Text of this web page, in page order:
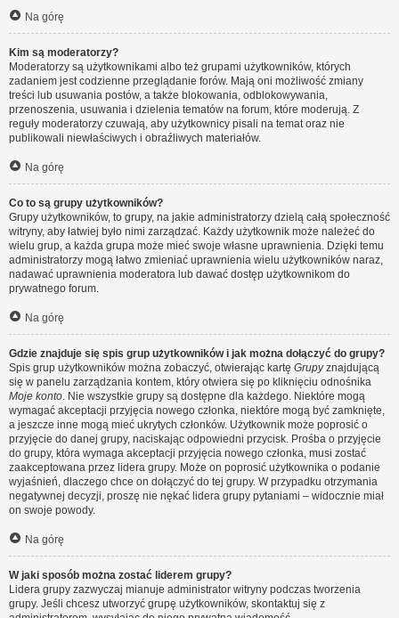
Na górę
Kim są moderatorzy?
Moderatorzy są użytkownikami albo też grupami użytkowników, których
zadaniem jest codzienne przeglądanie forów. Mają oni możliwość zmiany
treści lub usuwania postów, a także blokowania, odblokowywania,
przenoszenia, usuwania i dzielenia tematów na forum, które moderują. Z
reguły moderatorzy czuwają, aby użytkownicy pisali na temat oraz nie
publikowali niewłaściwych i obraźliwych materiałów.
Na górę
Co to są grupy użytkowników?
Grupy użytkowników, to grupy, na jakie administratorzy dzielą całą społeczność
witryny, aby łatwiej było nimi zarządzać. Każdy użytkownik może należeć do
wielu grup, a każda grupa może mieć swoje własne uprawnienia. Dzięki temu
administratorzy mogą łatwo zmieniać uprawnienia wielu użytkowników naraz,
nadawać uprawnienia moderatora lub dawać dostęp użytkownikom do
prywatnego forum.
Na górę
Gdzie znajduje się spis grup użytkowników i jak można dołączyć do grupy?
Spis grup użytkowników można zobaczyć, otwierając kartę Grupyznajdującą
się w panelu zarządzania kontem, który otwiera się po kliknięciu odnośnika
Moje konto. Nie wszystkie grupy są dostępne dla każdego. Niektóre mogą
wymagać akceptacji przyjęcia nowego członka, niektóre mogą być zamknięte,
a jeszcze inne mogą mieć ukrytych członków. Użytkownik może poprosić o
przyjęcie do danej grupy, naciskając odpowiedni przycisk. Prośba o przyjęcie
do grupy, która wymaga akceptacji przyjęcia nowego członka, musi zostać
zaakceptowana przez lidera grupy. Może on poprosić użytkownika o podanie
wyjaśnień, dlaczego chce on dołączyć do tej grupy. W przypadku otrzymania
negatywnej decyzji, proszę nie nękać lidera grupy pytaniami – widocznie miał
on swoje powody.
Na górę
W jaki sposób można zostać liderem grupy?
Lidera grupy zazwyczaj mianuje administrator witryny podczas tworzenia
grupy. Jeśli chcesz utworzyć grupę użytkowników, skontaktuj się z